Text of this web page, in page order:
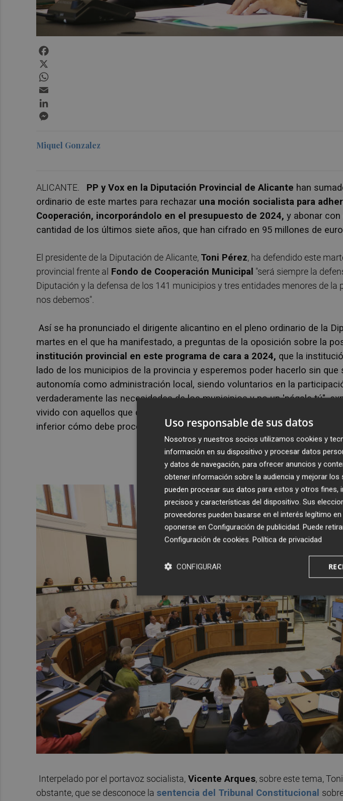
Miquel Gonzalez
ALICANTE. PP y Vox en la Diputación Provincial de Alicante han
ordinario de este martes para rechazar una moción socialista para
Cooperación, incorporándolo en el presupuesto de 2024, y abonar
cantidad de los últimos siete años, que han cifrado en 95 millones de
El presidente de la Diputación de Alicante, Toni Pérez, ha defendido este
provincial frente al Fondo de Cooperación Municipal "será siempre la
Diputación y la defensa de los 141 municipios y tres entidades menores de la
nos debemos".
Así se ha pronunciado el dirigente alicantino en el pleno ordinario de la
martes en el que ha manifestado, a preguntas de la oposición sobre la
institución provincial en este programa de cara a 2024, que la
lado de los municipios de la provincia y esperemos poder hacerlo sin que
autonomía como administración local, siendo voluntarios en la
verdaderamente las necesidades de los municipios y no un 'págale tú",
vivido con aquellos que creen que una administración superior impone a
inferior cómo debe proceder en su autonomía".
Interpelado por el portavoz socialista, Vicente Arques, sobre este tema,
obstante, que se desconoce la sentencia del Tribunal Constitucional
Uso responsable de sus datos
Nosotros y nuestros socios utilizamos cookies y
información en su dispositivo y procesar datos
y datos de navegación, para ofrecer anuncios y
obtener información sobre la audiencia y mejorar los
pueden procesar sus datos para estos y otros fines,
precisos y características del dispositivo. Sus
proveedores pueden basarse en el interés legítimo
oponerse en Configuración de publicidad. Puede
Configuración de cookies. Política de privacidad
CONFIGURAR